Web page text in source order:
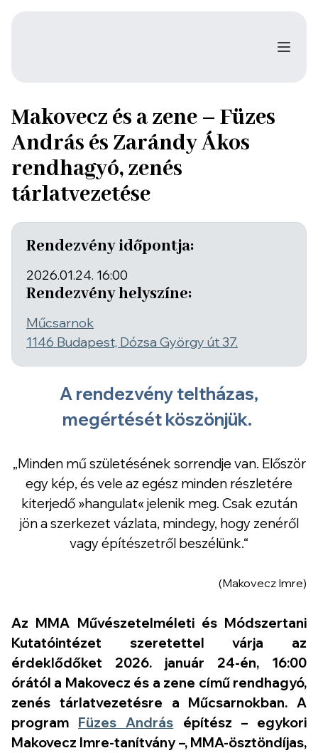
Makovecz és a zene – Füzes
András és Zarándy Ákos
rendhagyó, zenés
tárlatvezetése
Rendezvény időpontja:
2026.01.24. 16:00
Rendezvény helyszíne:
Műcsarnok
1146 Budapest, Dózsa György út 37.
A rendezvény teltházas,
megértését köszönjük.
„Minden mű születésének sorrendje van. Először
egy kép, és vele az egész minden részletére
kiterjedő »hangulat« jelenik meg. Csak ezután
jön a szerkezet vázlata, mindegy, hogy zenéről
vagy építészetről beszélünk.“
(Makovecz Imre)
Az MMA Művészetelméleti és Módszertani
Kutatóintézet szeretettel várja az
érdeklődőket 2026. január 24-én, 16:00
órától a Makovecz és a zene című rendhagyó,
zenés tárlatvezetésre a Műcsarnokban. A
program Füzes András építész – egykori
Makovecz Imre-tanítvány –, MMA-ösztöndíjas,